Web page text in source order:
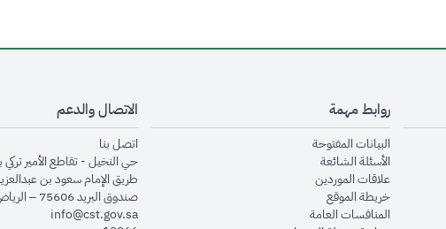
روابط مهمة
البيانات المفتوحةopens in new window
الأسئلة الشائعةopens in new window
علاقات الموردينopens in new window
خريطة الموقعopens in new window
المنافسات العامةopens in new window
الاتصال والدعم
اتصل بنا
حي النخيل - تقاطع الأمير تركي
طريق الإمام سعود بن
صندوق البريد 75606 – الرياض 11588
info@cst.gov.sa